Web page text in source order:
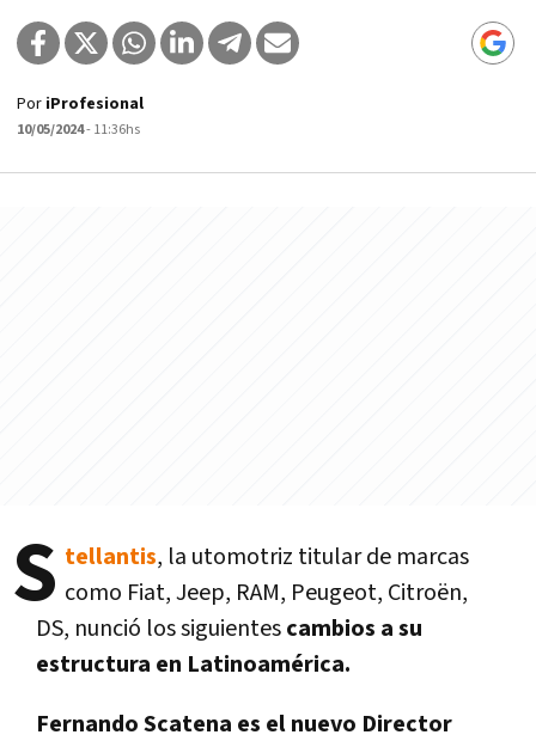
Por iProfesional
10/05/2024- 11:36hs
S tellantis, la utomotriz titular de marcas
como Fiat, Jeep, RAM, Peugeot, Citroën,
DS, nunció los siguientescambios a su
estructura en Latinoamérica.
Fernando Scatena es el nuevo Director